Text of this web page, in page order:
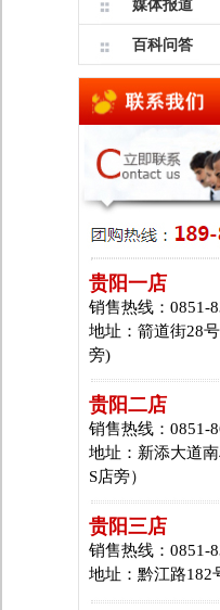
媒体报道
百科问答
贵阳一店
销售热线：0851-
地址：箭道街28
旁)
贵阳二店
销售热线：0851-
地址：新添大道
S店旁）
贵阳三店
销售热线：0851-
地址：黔江路182